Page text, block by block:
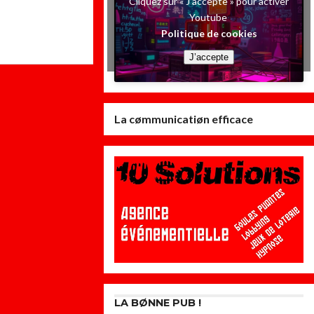
Youtube
Politique de cookies
J’accepte
La cømmunicatiøn efficace
LA BØNNE PUB !